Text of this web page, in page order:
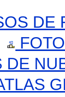
DE
DE